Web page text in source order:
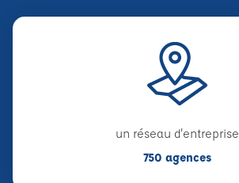
un réseau d'entreprise
750 agences